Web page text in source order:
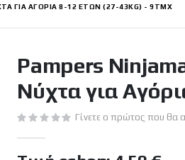
ΓΙΑ ΑΓΌΡΙΑ 8-12 EΤΏΝ (27-43KG) - 9ΤΜΧ
Pampers
Νύχτα για
Γίνετε ο πρώτος που θα